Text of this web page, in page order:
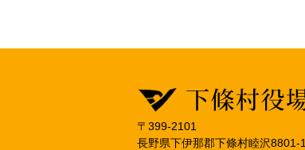
〒399-2101
長野県下伊那郡下條村睦沢8801-1